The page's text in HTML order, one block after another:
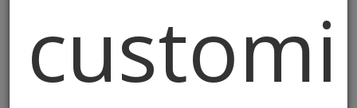
Grande successo della gara del palo della
cuccagna, tenutasi ad Almè.